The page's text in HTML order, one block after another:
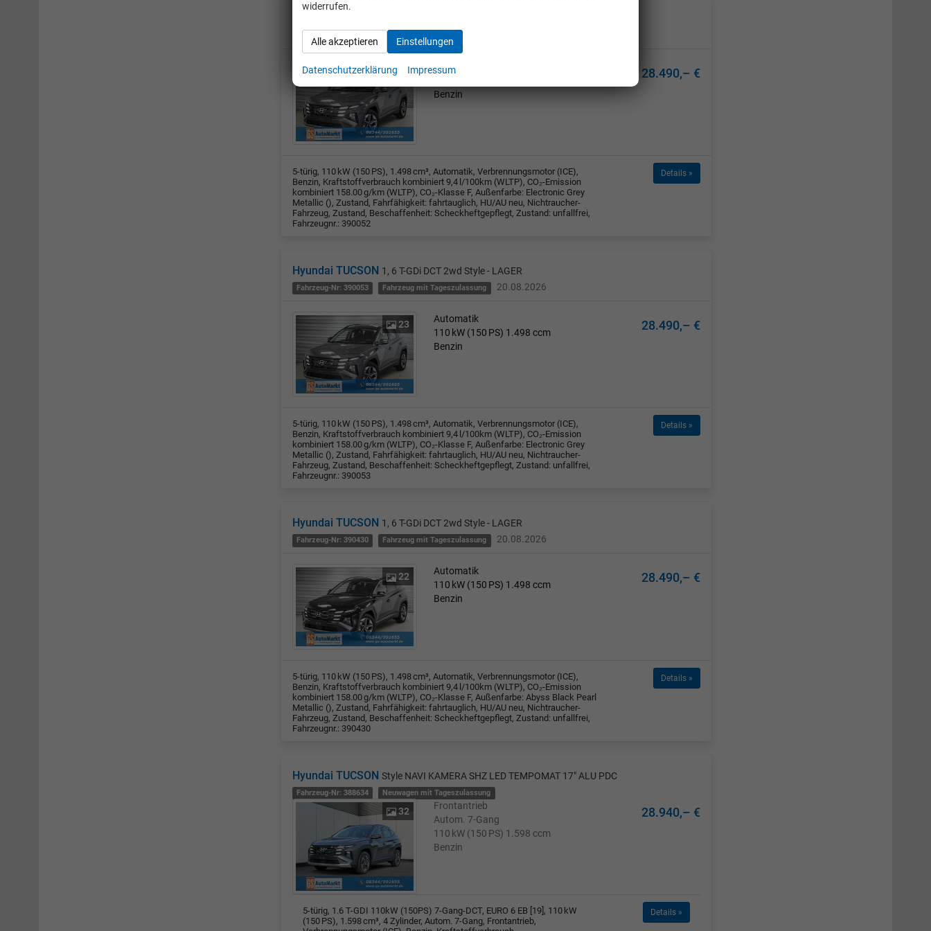
23
Automatik
Benzin
28.490,– €
5-türig, 110 kW (150 PS), 1.498 cm³, Automatik, Verbrennungsmotor (ICE),
Benzin, Kraftstoffverbrauch kombiniert 9,4 l/100km (WLTP), CO₂-Emission
kombiniert 158.00 g/km (WLTP), CO₂-Klasse F, Außenfarbe: Electronic Grey
Metallic (), Zustand, Fahrfähigkeit: fahrtauglich, HU/AU neu, Nichtraucher-
Fahrzeug, Zustand, Beschaffenheit: Scheckheftgepflegt, Zustand: unfallfrei,
Fahrzeugnr.: 390052
Details »
Hyundai TUCSON 1, 6 T-GDi DCT 2wd Style - LAGER
Fahrzeug-Nr: 390053 Fahrzeug mit Tageszulassung 20.08.2026
23
Automatik
110 kW (150 PS) 1.498 ccm
Benzin
28.490,– €
5-türig, 110 kW (150 PS), 1.498 cm³, Automatik, Verbrennungsmotor (ICE),
Benzin, Kraftstoffverbrauch kombiniert 9,4 l/100km (WLTP), CO₂-Emission
kombiniert 158.00 g/km (WLTP), CO₂-Klasse F, Außenfarbe: Electronic Grey
Metallic (), Zustand, Fahrfähigkeit: fahrtauglich, HU/AU neu, Nichtraucher-
Fahrzeug, Zustand, Beschaffenheit: Scheckheftgepflegt, Zustand: unfallfrei,
Fahrzeugnr.: 390053
Details »
Hyundai TUCSON 1, 6 T-GDi DCT 2wd Style - LAGER
Fahrzeug-Nr: 390430 Fahrzeug mit Tageszulassung 20.08.2026
22
Automatik
110 kW (150 PS) 1.498 ccm
Benzin
28.490,– €
5-türig, 110 kW (150 PS), 1.498 cm³, Automatik, Verbrennungsmotor (ICE),
Benzin, Kraftstoffverbrauch kombiniert 9,4 l/100km (WLTP), CO₂-Emission
kombiniert 158.00 g/km (WLTP), CO₂-Klasse F, Außenfarbe: Abyss Black Pearl
Metallic (), Zustand, Fahrfähigkeit: fahrtauglich, HU/AU neu, Nichtraucher-
Fahrzeug, Zustand, Beschaffenheit: Scheckheftgepflegt, Zustand: unfallfrei,
Fahrzeugnr.: 390430
Details »
Hyundai TUCSON Style NAVI KAMERA SHZ LED TEMPOMAT 17" ALU PDC
Fahrzeug-Nr: 388634 Neuwagen mit Tageszulassung
32
Frontantrieb
Autom. 7-Gang
110 kW (150 PS) 1.598 ccm
Benzin
28.940,– €
5-türig, 1.6 T-GDI 110kW (150PS) 7-Gang-DCT, EURO 6 EB [19], 110 kW
(150 PS), 1.598 cm³, 4 Zylinder, Autom. 7-Gang, Frontantrieb,
Details »
widerrufen.
Alle akzeptieren Einstellungen
Datenschutzerklärung Impressum